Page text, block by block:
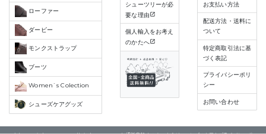
ローファー
ダービー
モンクストラップ
ブーツ
Women`s Colection
シューズケアグッズ
シューツリーが必
要な理由
個人輸入をお考え
のかたへ
お支払い方法
配送方法・送料に
ついて
特定商取引法に基
づく表記
プライバシーポリ
シー
お問い合わせ